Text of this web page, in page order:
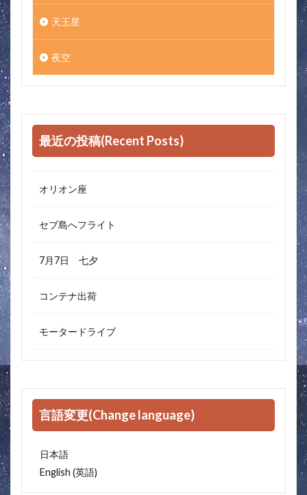
天王星
夜空
最近の投稿(Recent Posts)
オリオン座
セブ島へフライト
7月7日 七夕
コンテナ出荷
モータードライブ
言語変更(Change language)
日本語
English (英語)